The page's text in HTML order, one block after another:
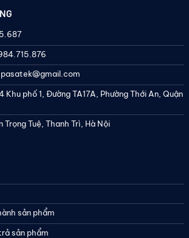
Khu phố 1, Đường TA17A, Phường Thới An, Quận
Trọng Tuệ, Thanh Trì, Hà Nội
sản phẩm
sản phẩm